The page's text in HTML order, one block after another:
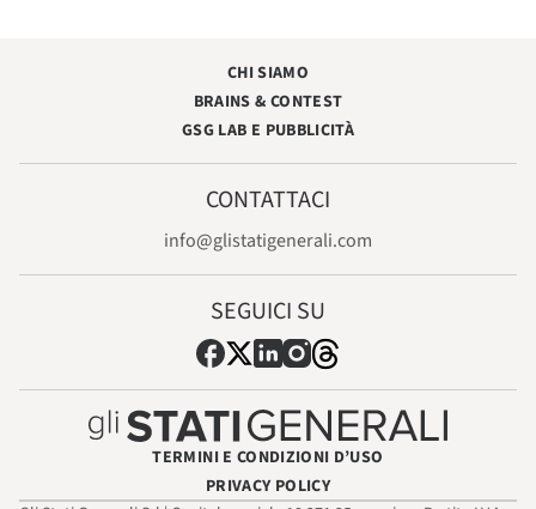
CHI SIAMO
BRAINS & CONTEST
GSG LAB E PUBBLICITÀ
CONTATTACI
info@glistatigenerali.com
SEGUICI SU
TERMINI E CONDIZIONI D’USO
PRIVACY POLICY